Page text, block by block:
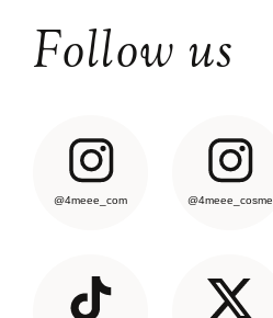
Follow us
@4meee_com @4meee_cosme